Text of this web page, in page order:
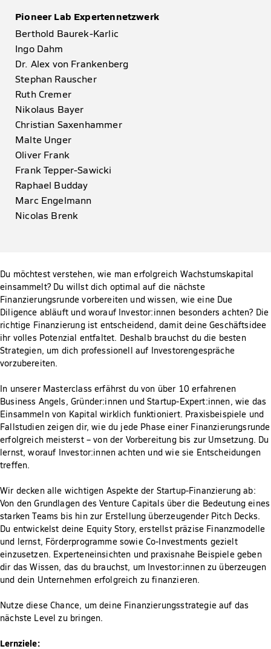
Du möchtest verstehen, wie man erfolgreich Wachstumskapital
einsammelt? Du willst dich optimal auf die nächste
Finanzierungsrunde vorbereiten und wissen, wie eine Due
Diligence abläuft und worauf Investor:innen besonders achten? Die
richtige Finanzierung ist entscheidend, damit deine Geschäftsidee
ihr volles Potenzial entfaltet. Deshalb brauchst du die besten
Strategien, um dich professionell auf Investorengespräche
vorzubereiten.
In unserer Masterclass erfährst du von über 10 erfahrenen
Business Angels, Gründer:innen und Startup-Expert:innen, wie das
Einsammeln von Kapital wirklich funktioniert. Praxisbeispiele und
Fallstudien zeigen dir, wie du jede Phase einer Finanzierungsrunde
erfolgreich meisterst – von der Vorbereitung bis zur Umsetzung. Du
lernst, worauf Investor:innen achten und wie sie Entscheidungen
treffen.
Wir decken alle wichtigen Aspekte der Startup-Finanzierung ab:
Von den Grundlagen des Venture Capitals über die Bedeutung eines
starken Teams bis hin zur Erstellung überzeugender Pitch Decks.
Du entwickelst deine Equity Story, erstellst präzise Finanzmodelle
und lernst, Förderprogramme sowie Co-Investments gezielt
einzusetzen. Experteneinsichten und praxisnahe Beispiele geben
dir das Wissen, das du brauchst, um Investor:innen zu überzeugen
und dein Unternehmen erfolgreich zu finanzieren.
Nutze diese Chance, um deine Finanzierungsstrategie auf das
nächste Level zu bringen.
Lernziele:
Pioneer Lab Expertennetzwerk
Berthold Baurek-Karlic
Ingo Dahm
Dr. Alex von Frankenberg
Stephan Rauscher
Ruth Cremer
Nikolaus Bayer
Christian Saxenhammer
Malte Unger
Oliver Frank
Frank Tepper-Sawicki
Raphael Budday
Marc Engelmann
Nicolas Brenk